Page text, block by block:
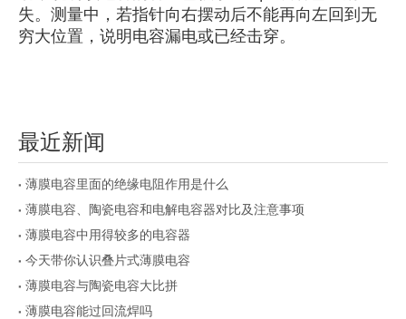
失。测量中，若指针向右摆动后不能再向左回到无
穷大位置，说明电容漏电或已经击穿。
最近新闻
薄膜电容里面的绝缘电阻作用是什么
薄膜电容、陶瓷电容和电解电容器对比及注意事项
薄膜电容中用得较多的电容器
今天带你认识叠片式薄膜电容
薄膜电容与陶瓷电容大比拼
薄膜电容能过回流焊吗